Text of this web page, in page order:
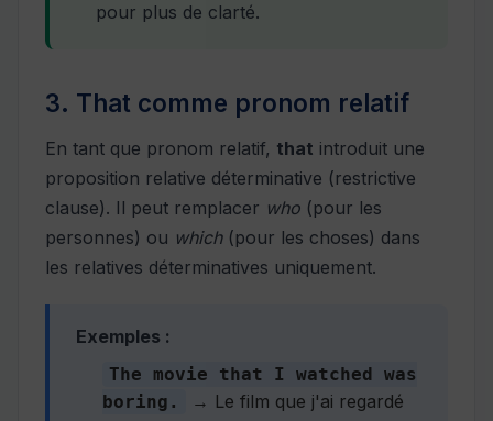
pour plus de clarté.
3. That comme pronom relatif
En tant que pronom relatif, that introduit une
proposition relative déterminative (restrictive
clause). Il peut remplacer who (pour les
personnes) ou which(pour les choses) dans
les relatives déterminatives uniquement.
Exemples :
The movie that I watched was
boring.
→ Le film que j'ai regardé